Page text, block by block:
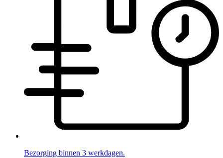
Bezorging binnen 3 werkdagen.